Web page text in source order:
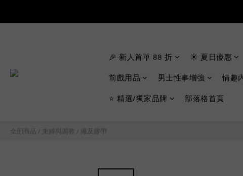
🎉 新人首單 88 折 ☀️ 夏日優惠
前戲用品 男士性事增強 情趣
⭐ 精選/獨家品牌 部落格首頁
全部商品 / 束縛與調教 / 繩及膠帶